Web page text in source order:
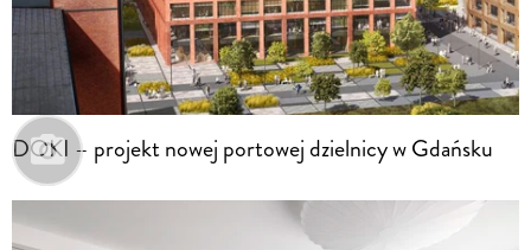
DOKI – projekt nowej portowej dzielnicy w Gdańsku